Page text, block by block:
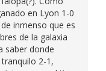
en Lyon 1-0
inmenso que es
de la galaxia
saber donde
2-1,